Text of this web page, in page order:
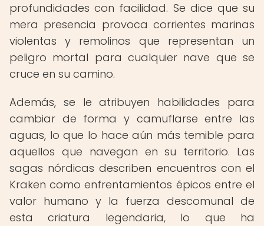
profundidades con facilidad. Se dice que su
mera presencia provoca corrientes marinas
violentas y remolinos que representan un
peligro mortal para cualquier nave que se
cruce en su camino.
Además, se le atribuyen habilidades para
cambiar de forma y camuflarse entre las
aguas, lo que lo hace aún más temible para
aquellos que navegan en su territorio. Las
sagas nórdicas describen encuentros con el
Kraken como enfrentamientos épicos entre el
valor humano y la fuerza descomunal de
esta criatura legendaria, lo que ha